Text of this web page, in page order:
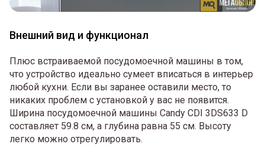
Внешний вид и функционал
Плюс встраиваемой посудомоечной машины в том,
что устройство идеально сумеет вписаться в интерьер
любой кухни. Если вы заранее оставили место, то
никаких проблем с установкой у вас не появится.
Ширина посудомоечной машины Candy CDI 3DS633 D
составляет 59.8 см, а глубина равна 55 см. Высоту
легко можно отрегулировать.